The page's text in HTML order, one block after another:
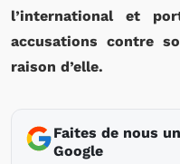
l’international et
accusations contre
raison d’elle.
Faites de nous
Google